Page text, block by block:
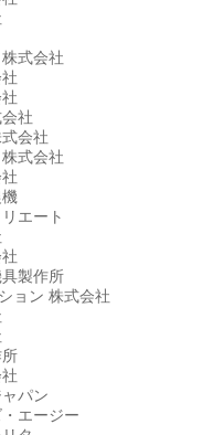
式会社
社
会社
式会社
エート
具製作所
ョン 株式会社
所
パン
エージー